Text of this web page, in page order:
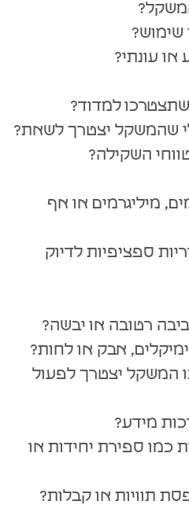
שימוש?
עונתי?
למדוד?
שהמשקל יצטרך לשאת?
השקילה?
מיליגרמים או אף
ספציפיות לדיוק
רטובה או יבשה?
אבק או לחות?
המשקל יצטרך לפעול
מידע?
כמו ספירת יחידות או
תוויות או קבלות?